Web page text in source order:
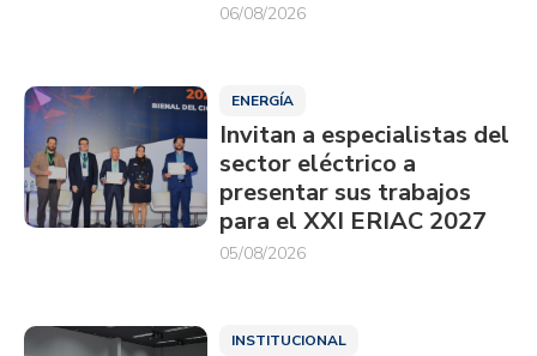
06/08/2026
ENERGÍA
Invitan a especialistas del
sector eléctrico a
presentar sus trabajos
para el XXI ERIAC 2027
05/08/2026
INSTITUCIONAL